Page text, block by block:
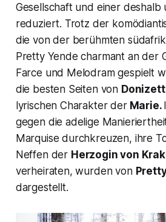
Gesellschaft und einer deshalb
reduziert. Trotz der
die von der berühmten
Pretty Yende charmant an der
Farce und Melodram gespielt
die besten Seiten von
lyrischen Charakter derMarie.
gegen die adelige
Marquise durchkreuzen, ihre
Neffen der Herzogin von
verheiraten, wurden von
dargestellt.